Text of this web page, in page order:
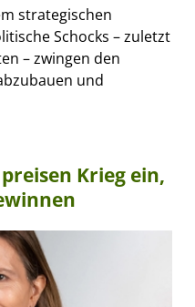
strategischen
Schocks – zuletzt
– zwingen den
und
Krieg ein,